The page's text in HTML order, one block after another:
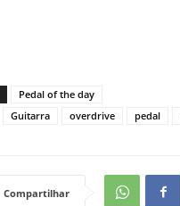
Pedal of the day
Guitarra overdrive pedal
Compartilhar